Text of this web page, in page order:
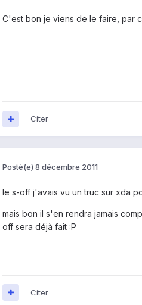
C'est bon je viens de le faire, par
Citer
Posté(e) 8 décembre 2011
le s-off j'avais vu un truc sur xda
mais bon il s'en rendra jamais
off sera déjà fait :P
Citer